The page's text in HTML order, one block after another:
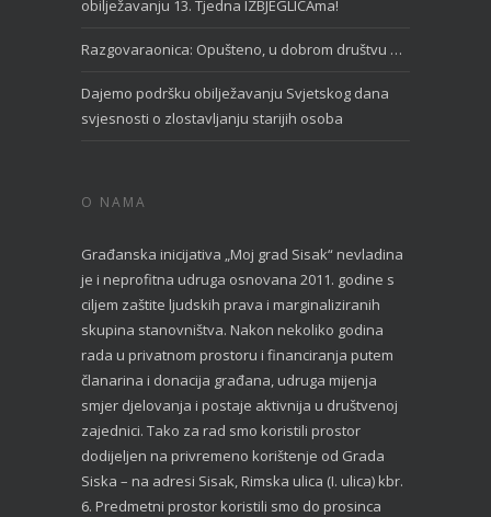
obilježavanju 13. Tjedna IZBJEGLICAma!
Razgovaraonica: Opušteno, u dobrom društvu …
Dajemo podršku obilježavanju Svjetskog dana
svjesnosti o zlostavljanju starijih osoba
O NAMA
Građanska inicijativa „Moj grad Sisak“ nevladina
je i neprofitna udruga osnovana 2011. godine s
ciljem zaštite ljudskih prava i marginaliziranih
skupina stanovništva. Nakon nekoliko godina
rada u privatnom prostoru i financiranja putem
članarina i donacija građana, udruga mijenja
smjer djelovanja i postaje aktivnija u društvenoj
zajednici. Tako za rad smo koristili prostor
dodijeljen na privremeno korištenje od Grada
Siska – na adresi Sisak, Rimska ulica (I. ulica) kbr.
6. Predmetni prostor koristili smo do prosinca